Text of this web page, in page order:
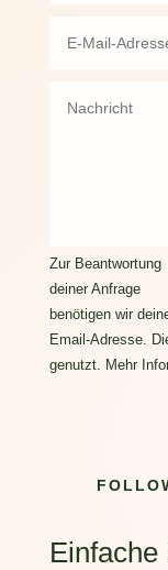
Zur Beantwortung
deiner Anfrage
benötigen wir
Email-Adresse.
genutzt. Mehr
Einfache